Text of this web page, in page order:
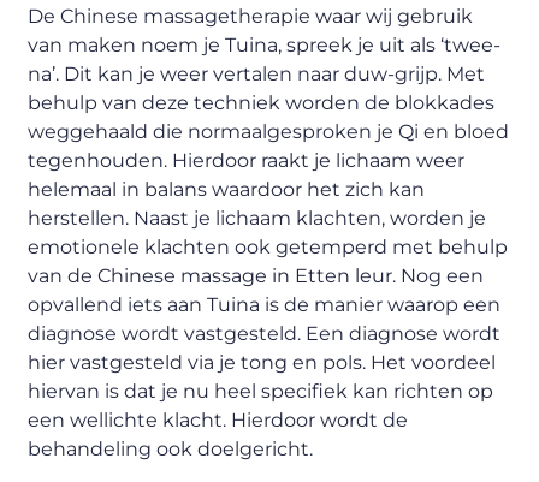
De Chinese massagetherapie waar wij gebruik
van maken noem je Tuina, spreek je uit als ‘twee-
na’. Dit kan je weer vertalen naar duw-grijp. Met
behulp van deze techniek worden de blokkades
weggehaald die normaalgesproken je Qi en bloed
tegenhouden. Hierdoor raakt je lichaam weer
helemaal in balans waardoor het zich kan
herstellen. Naast je lichaam klachten, worden je
emotionele klachten ook getemperd met behulp
van de Chinese massage in Etten leur. Nog een
opvallend iets aan Tuina is de manier waarop een
diagnose wordt vastgesteld. Een diagnose wordt
hier vastgesteld via je tong en pols. Het voordeel
hiervan is dat je nu heel specifiek kan richten op
een wellichte klacht. Hierdoor wordt de
behandeling ook doelgericht.